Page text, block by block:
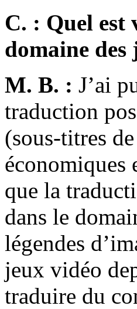
C. : Quel
domaine
M. B. : J’ai
traduction
(sous-titres
économiques
que la
dans le
légendes
jeux vidéo
traduire du